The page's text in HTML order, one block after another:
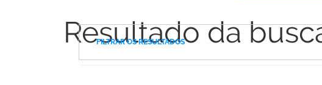
Resultado da
FILTRAR OS RESULTADOS